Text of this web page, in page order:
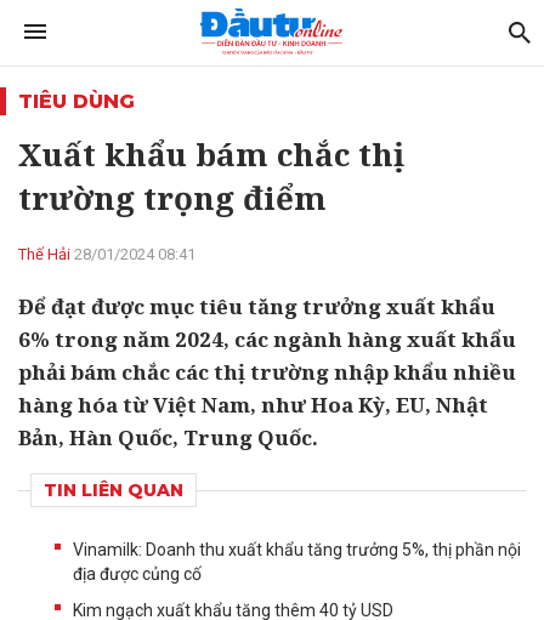
TIÊU DÙNG
Xuất khẩu bám chắc thị
trường trọng điểm
Thế Hải 28/01/2024 08:41
Để đạt được mục tiêu tăng trưởng xuất khẩu
6% trong năm 2024, các ngành hàng xuất khẩu
phải bám chắc các thị trường nhập khẩu nhiều
hàng hóa từ Việt Nam, như Hoa Kỳ, EU, Nhật
Bản, Hàn Quốc, Trung Quốc.
TIN LIÊN QUAN
Vinamilk: Doanh thu xuất khẩu tăng trưởng 5%, thị phần nội
địa được củng cố
Kim ngạch xuất khẩu tăng thêm 40 tỷ USD